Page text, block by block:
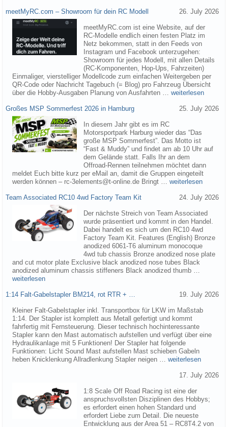
meetMyRC.com – Showroom für dein RC Modell 26. July 2026
meetMyRC.com ist eine Website, auf der
RC-Modelle endlich einen festen Platz im
Netz bekommen, statt in den Feeds von
Instagram und Facebook unterzugehen:
Showroom für jedes Modell, mit allen Details
(RC-Komponenten, Hop-Ups, Fahrzeiten)
Einmaliger, vierstelliger Modellcode zum einfachen Weitergeben per
QR-Code oder Nachricht Tagebuch (= Blog) pro Fahrzeug Übersicht
über die Hobby-Ausgaben Planung von Ausfahrten … weiterlesen
Großes MSP Sommerfest 2026 in Hamburg 25. July 2026
In diesem Jahr gibt es im RC
Motorsportpark Harburg wieder das “Das
große MSP Sommerfest”. Das Motto ist
“Fast & Muddy” und findet am ab 10 Uhr auf
dem Gelände statt. Falls Ihr an dem
Offroad-Rennen teilnehmen möchtet dann
meldet Euch bitte kurz per eMail an, damit die Gruppen eingeteilt
werden können – rc-3elements@t-online.de Bringt … weiterlesen
Team Associated RC10 4wd Factory Team Kit 24. July 2026
Der nächste Streich von Team Associated
wurde präsentiert und kommt in den Handel.
Dabei handelt es sich um den RC10 4wd
Factory Team Kit. Features (English) Bronze
anodized 6061-T6 aluminum monocoque
4wd tub chassis Bronze anodized nose plate
and cut motor plate Exclusive black anodized nose tubes Black
anodized aluminum chassis stiffeners Black anodized thumb …
weiterlesen
1:14 Falt-Gabelstapler BM214, rot RTR + … 19. July 2026
Kleiner Falt-Gabelstapler inkl. Transportbox für LKW im Maßstab
1:14. Der Stapler ist komplett aus Metall gefertigt und kommt
fahrfertig mit Fernsteuerung. Dieser technisch hochinteressante
Stapler kann den Mast automatisch aufstellen und verfügt über eine
Hydraulikanlage mit 5 Funktionen! Der Stapler hat folgende
Funktionen: Licht Sound Mast aufstellen Mast schieben Gabeln
heben Knicklenkung Allradlenkung Stapler neigen … weiterlesen
17. July 2026
1:8 Scale Off Road Racing ist eine der
anspruchsvollsten Disziplinen des Hobbys;
es erfordert einen hohen Standard und
erfordert Liebe zum Detail. Die neueste
Entwicklung aus der Area 51 – RC8T4.2 von